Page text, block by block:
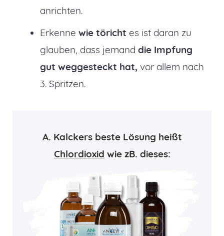
anrichten.
Erkenne wie töricht es ist daran zu
glauben, dass jemand die Impfung
gut weggesteckt hat, vor allem nach
3. Spritzen.
A. Kalckers beste Lösung heißt
Chlordioxid wie zB. dieses: